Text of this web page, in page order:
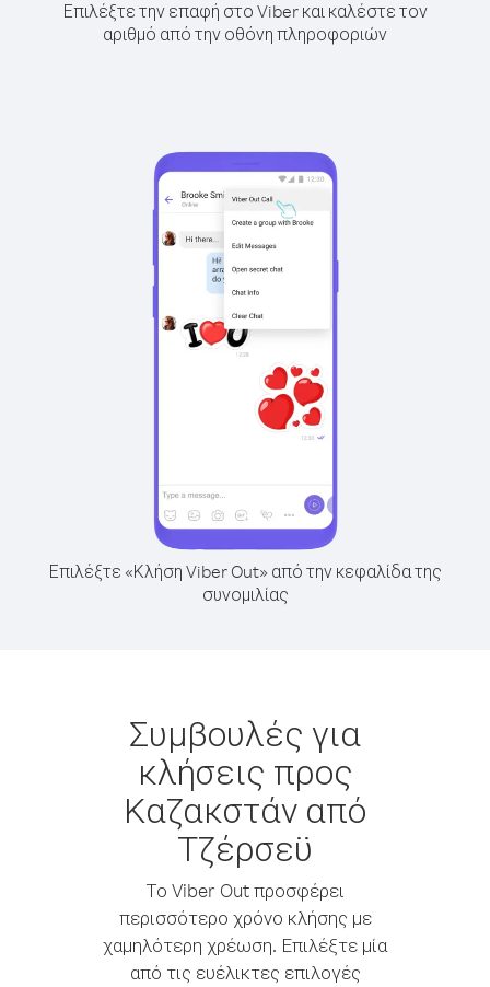
Επιλέξτε την επαφή στο Viber και καλέστε τον
αριθμό από την οθόνη πληροφοριών
Επιλέξτε «Κλήση Viber Out» από την κεφαλίδα της
συνομιλίας
Συμβουλές για
κλήσεις προς
Καζακστάν από
Τζέρσεϋ
Το Viber Out προσφέρει
περισσότερο χρόνο κλήσης με
χαμηλότερη χρέωση. Επιλέξτε μία
από τις ευέλικτες επιλογές